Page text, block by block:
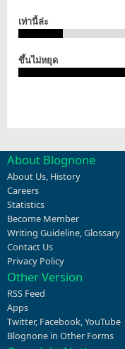
เท่านี้ล่ะ
ขึ้นไม่หยุด
About Blognone
About Us, History
Careers
Statistics
Become Member
Writing Guideline,Glossary
Contact Us
Privacy Policy
Other Version
RSS Feed
Apps
Twitter, Facebook,YouTube
Blognone in Other Forms